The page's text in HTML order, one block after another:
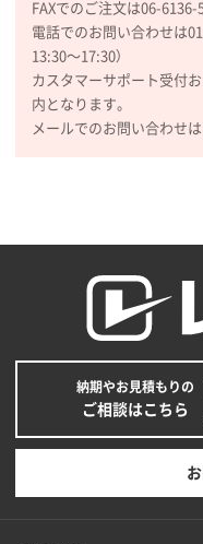
FAXでのご注文は06-6136-
電話でのお問い合わせは
13:30〜17:30）
カスタマーサポート受付
内となります。
メールでのお問い合わせは
納期やお見積もりの
ご相談はこちら